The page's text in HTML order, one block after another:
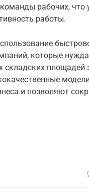
рабочих, что
работы.
которые
складских
и позволяют